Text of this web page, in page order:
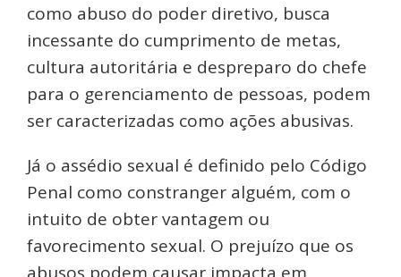
como abuso do poder diretivo, busca
incessante do cumprimento de metas,
cultura autoritária e despreparo do chefe
para o gerenciamento de pessoas, podem
ser caracterizadas como ações abusivas.
Já o assédio sexual é definido pelo Código
Penal como constranger alguém, com o
intuito de obter vantagem ou
favorecimento sexual. O prejuízo que os